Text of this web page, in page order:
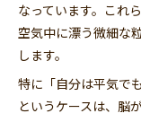
なっています。これ
空気中に漂う微細な
します。
特に「自分は平気で
というケースは、脳